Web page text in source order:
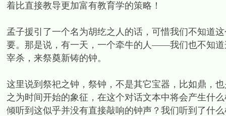
着比直接教导更加富有教育学的策略！
孟子援引了一个名为胡纥之人的话，可惜我们不知道
要。那是说，有一天，一个牵牛的人——我们也不知
宰杀，来祭奠新铸的钟。
这里说到祭祀之钟，祭钟，不是其它宝器，比如鼎，
之为时间开始的象征，在这个对话文本中将会产生什
倾听到这似乎并没有直接敲响的钟声？我们听到了什